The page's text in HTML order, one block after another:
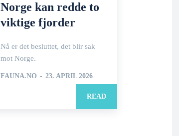
Norge kan redde to
viktige fjorder
Nå er det besluttet, det blir sak
mot Norge.
FAUNA.NO - 23. APRIL 2026
READ